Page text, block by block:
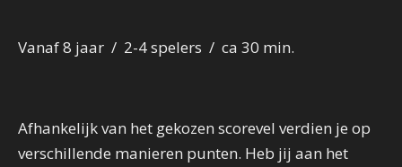
Vanaf 8 jaar / 2-4 spelers / ca 30 min.
Afhankelijk van het gekozen scorevel verdien je op
verschillende manieren punten. Heb jij aan het